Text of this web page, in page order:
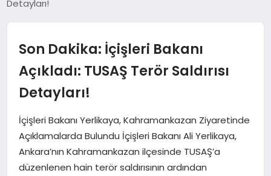
MAGAZIN
EĞITIM
TEKNOLOJI
Detayları!
Son Dakika: İçişleri Bakanı
Açıkladı: TUSAŞ Terör Saldırısı
Detayları!
İçişleri Bakanı Yerlikaya, Kahramankazan Ziyaretinde
Açıklamalarda Bulundu İçişleri Bakanı Ali Yerlikaya,
Ankara’nın Kahramankazan ilçesinde TUSAŞ’a
düzenlenen hain terör saldırısının ardından